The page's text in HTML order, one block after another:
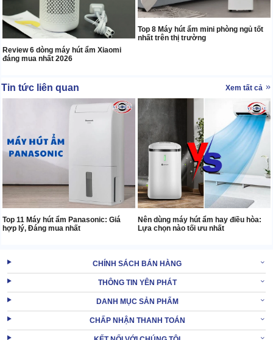
Review 6 dòng máy hút ẩm Xiaomi
đáng mua nhất 2026
Top 8 Máy hút ẩm mini phòng ngủ tốt
nhất trên thị trường
Tin tức liên quan Xem tất cả
Top 11 Máy hút ẩm Panasonic: Giá
hợp lý, Đáng mua nhất
Nên dùng máy hút ẩm hay điều hòa:
Lựa chọn nào tối ưu nhất
CHÍNH SÁCH BÁN HÀNG
THÔNG TIN YÊN PHÁT
DANH MỤC SẢN PHẨM
CHẤP NHẬN THANH TOÁN